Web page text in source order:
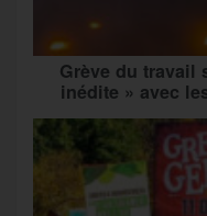
Grève du travail
inédite » avec